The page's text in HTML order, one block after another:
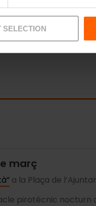
SELECTION
març
a la Plaça de
pirotècnic nocturn